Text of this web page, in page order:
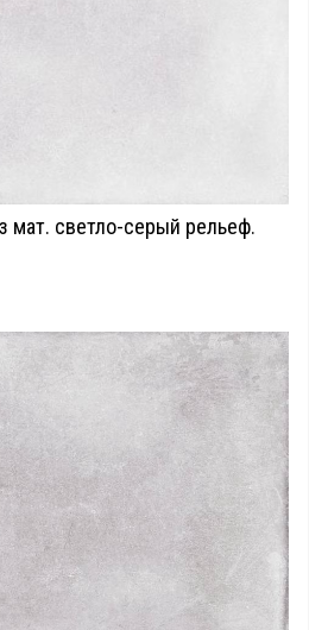
мат. светло-серый рельеф.